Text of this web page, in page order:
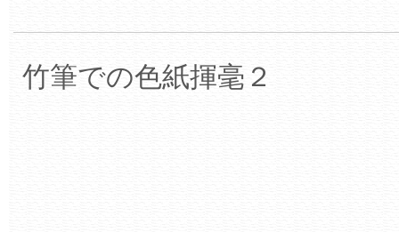
竹筆での色紙揮毫２